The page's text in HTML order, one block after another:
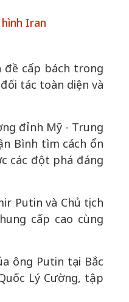
Iran
đề cấp bách trong
tác toàn diện và
đỉnh Mỹ - Trung
Bình tìm cách ổn
các đột phá đáng
Putin và Chủ tịch
cấp cao cùng
ông Putin tại Bắc
Lý Cường, tập
gia
hóa,
lĩnh
nhập
nguồn nội lực
định hình vị
hòa bình thể
quyết định